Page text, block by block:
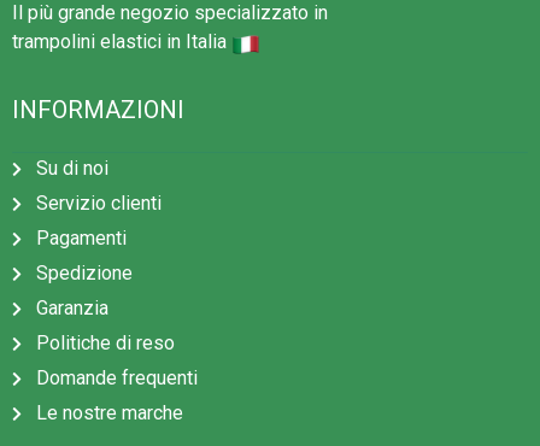
Il più grande negozio specializzato in
trampolini elastici in Italia
INFORMAZIONI
Su di noi
Servizio clienti
Pagamenti
Spedizione
Garanzia
Politiche di reso
Domande frequenti
Le nostre marche